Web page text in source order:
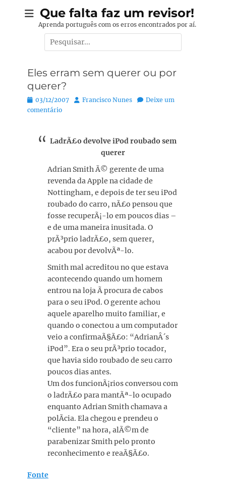
Que falta faz um revisor!
Aprenda português com os erros encontrados por aí.
Pesquisar
por:
Eles erram sem querer ou por
querer?
Posted
on
03/12/2007 Autor:
Francisco Nunes
Deixe um
comentário
LadrÃ£o devolve iPod roubado sem
querer
Adrian Smith Ã© gerente de uma
revenda da Apple na cidade de
Nottingham, e depois de ter seu iPod
roubado do carro, nÃ£o pensou que
fosse recuperÃ¡-lo em poucos dias –
e de uma maneira inusitada. O
prÃ³prio ladrÃ£o, sem querer,
acabou por devolvÃª-lo.
Smith mal acreditou no que estava
acontecendo quando um homem
entrou na loja Ã procura de cabos
para o seu iPod. O gerente achou
aquele aparelho muito familiar, e
quando o conectou a um computador
veio a confirmaÃ§Ã£o: “AdrianÂ´s
iPod”. Era o seu prÃ³prio tocador,
que havia sido roubado de seu carro
poucos dias antes.
Um dos funcionÃ¡rios conversou com
o ladrÃ£o para mantÃª-lo ocupado
enquanto Adrian Smith chamava a
polÃ­cia. Ela chegou e prendeu o
“cliente” na hora, alÃ©m de
parabenizar Smith pelo pronto
reconhecimento e reaÃ§Ã£o.
Fonte